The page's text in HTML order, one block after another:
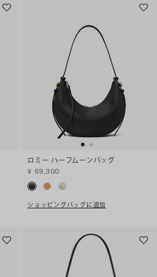
ロミー ハーフムーンバッグ
¥ 69,300
ショッピングバッグに追加